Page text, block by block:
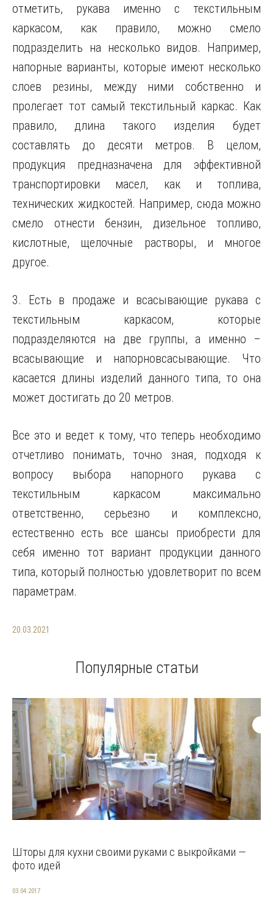
отметить, рукава именно с текстильным
каркасом, как правило, можно смело
подразделить на несколько видов. Например,
напорные варианты, которые имеют несколько
слоев резины, между ними собственно и
пролегает тот самый текстильный каркас. Как
правило, длина такого изделия будет
составлять до десяти метров. В целом,
продукция предназначена для эффективной
транспортировки масел, как и топлива,
технических жидкостей. Например, сюда можно
смело отнести бензин, дизельное топливо,
кислотные, щелочные растворы, и многое
другое.
3. Есть в продаже и всасывающие рукава с
текстильным каркасом, которые
подразделяются на две группы, а именно –
всасывающие и напорновсасывающие. Что
касается длины изделий данного типа, то она
может достигать до 20 метров.
Все это и ведет к тому, что теперь необходимо
отчетливо понимать, точно зная, подходя к
вопросу выбора напорного рукава с
текстильным каркасом максимально
ответственно, серьезно и комплексно,
естественно есть все шансы приобрести для
себя именно тот вариант продукции данного
типа, который полностью удовлетворит по всем
параметрам.
20.03.2021
Популярные статьи
Шторы для кухни своими руками с выкройками —
фото идей
03.04.2017